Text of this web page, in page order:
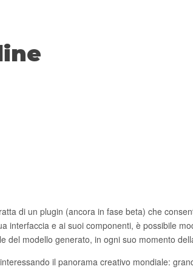
di un plugin (ancora in fase beta) che
interfaccia e ai suoi componenti, è possibile
del modello generato, in ogni suo momento
il panorama creativo mondiale: